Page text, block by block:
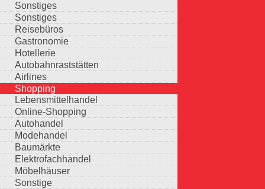
Sonstiges
Sonstiges
Reisebüros
Gastronomie
Hotellerie
Autobahnraststätten
Airlines
Shopping
Lebensmittelhandel
Online-Shopping
Autohandel
Modehandel
Baumärkte
Elektrofachhandel
Möbelhäuser
Sonstige